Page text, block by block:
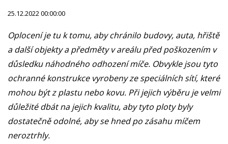
25.12.2022 00:00:00
Oplocení je tu k tomu, aby chránilo budovy, auta, hřiště
a další objekty a předměty v areálu před poškozením v
důsledku náhodného odhození míče. Obvykle jsou tyto
ochranné konstrukce vyrobeny ze speciálních sítí, které
mohou být z plastu nebo kovu. Při jejich výběru je velmi
důležité dbát na jejich kvalitu, aby tyto ploty byly
dostatečně odolné, aby se hned po zásahu míčem
neroztrhly.